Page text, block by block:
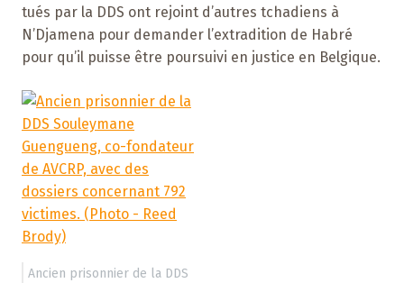
tués par la DDS ont rejoint d’autres tchadiens à
N’Djamena pour demander l’extradition de Habré
pour qu’il puisse être poursuivi en justice en Belgique.
Ancien prisonnier de la DDS